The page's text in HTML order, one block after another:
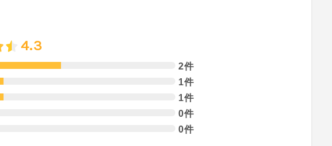
4.3
2件
1件
1件
0件
0件